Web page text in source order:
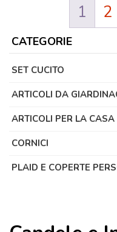
CATEGORIE
SET CUCITO
ARTICOLI DA
ARTICOLI PER LA
CORNICI
PLAID E COPERTE
1 2